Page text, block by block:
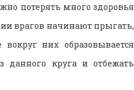
потерять много здоровья
врагов начинают прыгать,
них образовывается
круга и отбежать